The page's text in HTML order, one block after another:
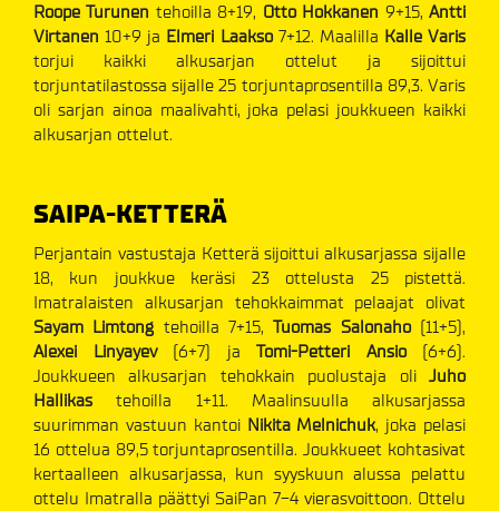
Roope Turunen tehoilla 8+19, Otto Hokkanen 9+15,Antti
Virtanen 10+9 ja Elmeri Laakso7+12. Maalilla Kalle Varis
torjui kaikki alkusarjan ottelut ja sijoittui
torjuntatilastossa sijalle 25 torjuntaprosentilla 89,3. Varis
oli sarjan ainoa maalivahti, joka pelasi joukkueen kaikki
alkusarjan ottelut.
SAIPA-KETTERÄ
Perjantain vastustaja Ketterä sijoittui alkusarjassa sijalle
18, kun joukkue keräsi 23 ottelusta 25 pistettä.
Imatralaisten alkusarjan tehokkaimmat pelaajat olivat
Sayam Limtong tehoilla 7+15,Tuomas Salonaho(11+5),
Alexei Linyayev(6+7) ja Tomi-Petteri Ansio(6+6).
Joukkueen alkusarjan tehokkain puolustaja oli Juho
Hallikastehoilla 1+11. Maalinsuulla alkusarjassa
suurimman vastuun kantoi Nikita Melnichuk, joka pelasi
16 ottelua 89,5 torjuntaprosentilla. Joukkueet kohtasivat
kertaalleen alkusarjassa, kun syyskuun alussa pelattu
ottelu Imatralla päättyi SaiPan 7-4 vierasvoittoon. Ottelu